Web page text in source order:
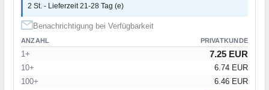
2 St. - Lieferzeit 21-28 Tag (e)
Benachrichtigung bei Verfügbarkeit
ANZAHL PRIVATKUNDE
1+ 7.25 EUR
10+
6.74 EUR
100+
6.46 EUR